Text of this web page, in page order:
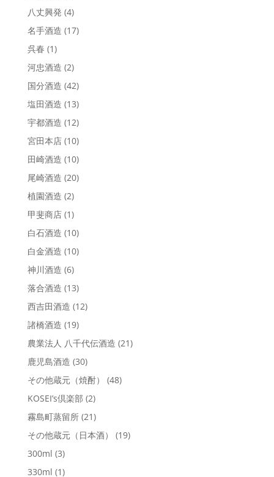
八丈興発 (4)
名手酒造 (17)
呉春 (1)
河忠酒造 (2)
国分酒造 (42)
塩田酒造 (13)
宇都酒造 (12)
宮田本店 (10)
田崎酒造 (10)
尾崎酒造 (20)
植園酒造 (2)
甲斐商店 (1)
白石酒造 (10)
白金酒造 (10)
神川酒造 (6)
落合酒造 (13)
西吉田酒造 (12)
諸橋酒造 (19)
農業法人 八千代伝酒造 (21)
鹿児島酒造 (30)
その他蔵元（焼酎）
(48)
KOSEI’s倶楽部 (2)
霧島町蒸留所 (21)
その他蔵元（日本酒）
(19)
300ml (3)
330ml (1)